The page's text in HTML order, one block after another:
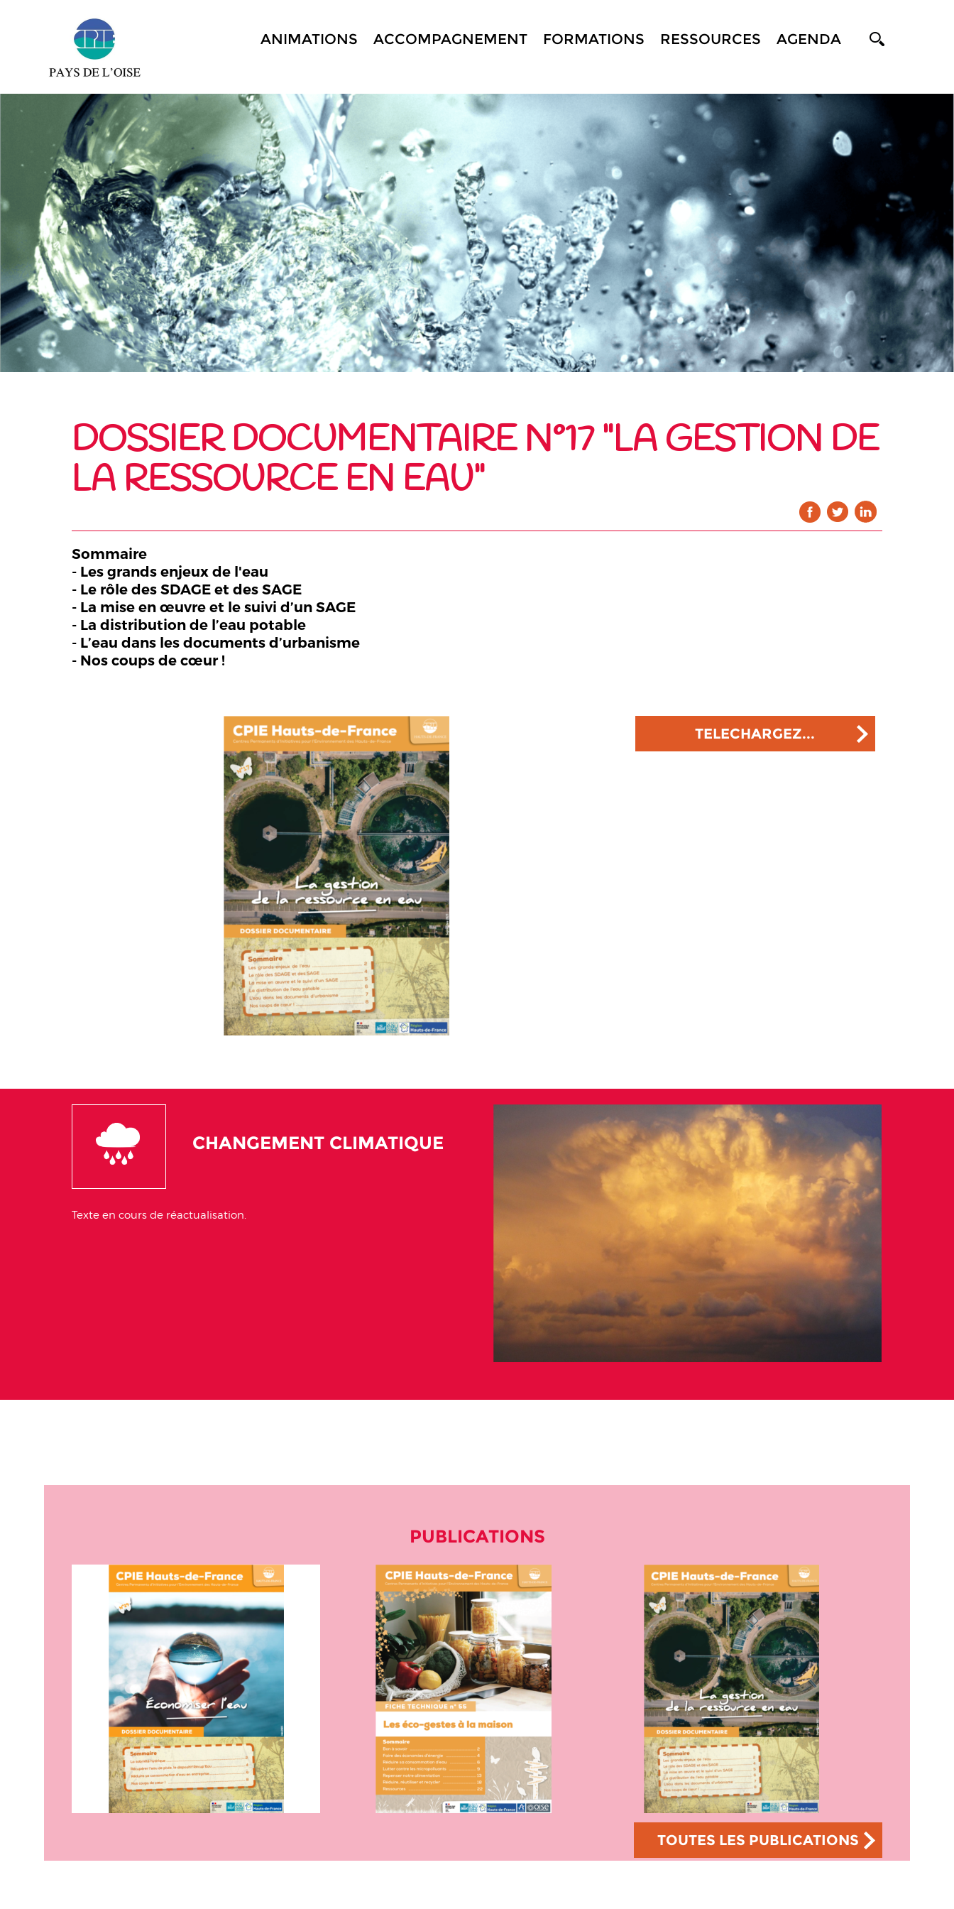
ANIMATIONS ACCOMPAGNEMENT FORMATIONS RESSOURCES AGENDA
DOSSIER DOCUMENTAIRE N°17 "LA GESTION DE
LA RESSOURCE EN EAU"
Sommaire
- Les grands enjeux de l'eau
- Le rôle des SDAGE et des SAGE
- La mise en œuvre et le suivi d’un SAGE
- La distribution de l’eau potable
- L’eau dans les documents d’urbanisme
- Nos coups de cœur !
TELECHARGEZ...
CHANGEMENT CLIMATIQUE
Texte en cours de réactualisation.
PUBLICATIONS
TOUTES LES PUBLICATIONS